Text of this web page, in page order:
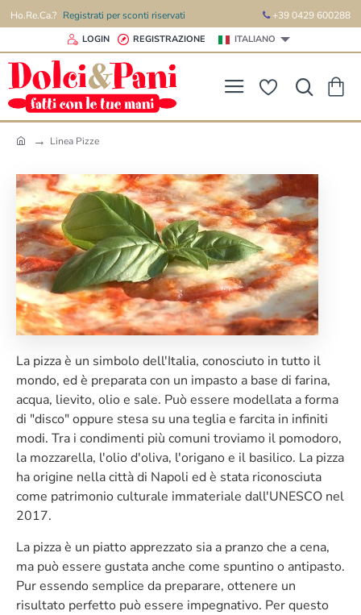
Ho.Re.Ca.? Registrati per sconti riservati +39 0429 600288
LOGIN REGISTRAZIONE ITALIANO
m
e
Linea Pizze
La pizza è un simbolo dell'Italia, conosciuto in tutto il
mondo, ed è preparata con un impasto a base di farina,
acqua, lievito, olio e sale. Può essere modellata a forma
di "disco" oppure stesa su una teglia e farcita in infiniti
modi. Tra i condimenti più comuni troviamo il pomodoro,
la mozzarella, l'olio d'oliva, l'origano e il basilico. La pizza
ha origine nella città di Napoli ed è stata riconosciuta
come patrimonio culturale immateriale dall'UNESCO nel
2017.
La pizza è un piatto apprezzato sia a pranzo che a cena,
ma può essere gustata anche come spuntino o antipasto.
Pur essendo semplice da preparare, ottenere un
risultato perfetto può essere impegnativo. Per questo